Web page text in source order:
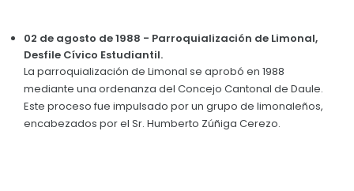
02 de agosto de 1988 - Parroquialización de Limonal,
Desfile Cívico Estudiantil.
La parroquialización de Limonal se aprobó en 1988
mediante una ordenanza del Concejo Cantonal de Daule.
Este proceso fue impulsado por un grupo de limonaleños,
encabezados por el Sr. Humberto Zúñiga Cerezo.